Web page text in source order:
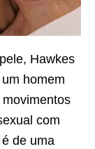
Hawkes
homem
com
de uma